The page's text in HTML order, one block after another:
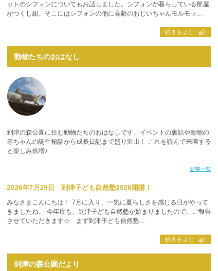
ットのシフォンについてもお話しました。シフォンが暮らしている部屋
がつくし組。そこにはシフォンの他に高齢のおじいちゃんモルモッ...
続きをよむ
動物たちのおはなし
到津の森公園に住む動物たちのおはなしです。イベントの裏話や動物の
赤ちゃんの誕生秘話から成長日記まで盛り沢山！ これを読んで来園する
と楽しみ倍増♪
記事一覧
2026年7月29日 到津子ども自然塾2026開講！
みなさまこんにちは！ 7月に入り、一気に夏らしさを感じる日がやって
きましたね。 今年度も、到津子ども自然塾が始まりましたので、ご報告
させていただきます☆ まず到津子ども自然塾...
続きをよむ
到津の森公園だより